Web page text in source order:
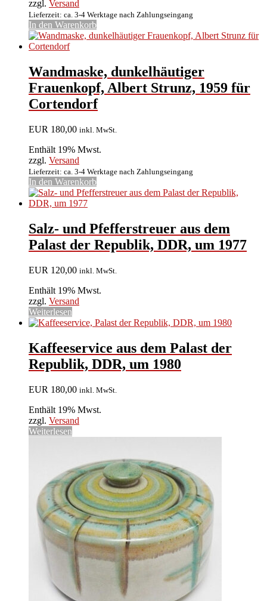
zzgl. Versand
Lieferzeit: ca. 3-4 Werktage nach Zahlungseingang
In den Warenkorb
Wandmaske, dunkelhäutiger
Frauenkopf, Albert Strunz, 1959 für
Cortendorf
EUR 180,00 inkl. MwSt.
Enthält 19% Mwst.
zzgl. Versand
Lieferzeit: ca. 3-4 Werktage nach Zahlungseingang
In den Warenkorb
Salz- und Pfefferstreuer aus dem
Palast der Republik, DDR, um 1977
EUR 120,00 inkl. MwSt.
Enthält 19% Mwst.
zzgl. Versand
Weiterlesen
Kaffeeservice aus dem Palast der
Republik, DDR, um 1980
EUR 180,00 inkl. MwSt.
Enthält 19% Mwst.
zzgl. Versand
Weiterlesen